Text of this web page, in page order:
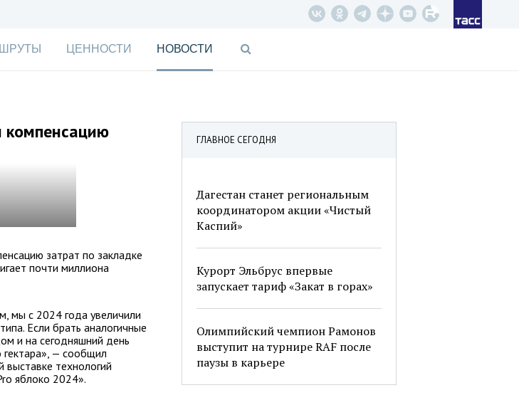
ЦЕННОСТИ НОВОСТИ
ГЛАВНОЕ СЕГОДНЯ
Дагестан станет региональным
координатором акции «Чистый
Каспий»
Курорт Эльбрус впервые
запускает тариф «Закат в горах»
Олимпийский чемпион Рамонов
выступит на турнире RAF после
паузы в карьере
компенсацию
затрат по закладке
почти миллиона
мы с 2024 года увеличили
Если брать аналогичные
и на сегодняшний день
гектара», — сообщил
технологий
яблоко 2024».